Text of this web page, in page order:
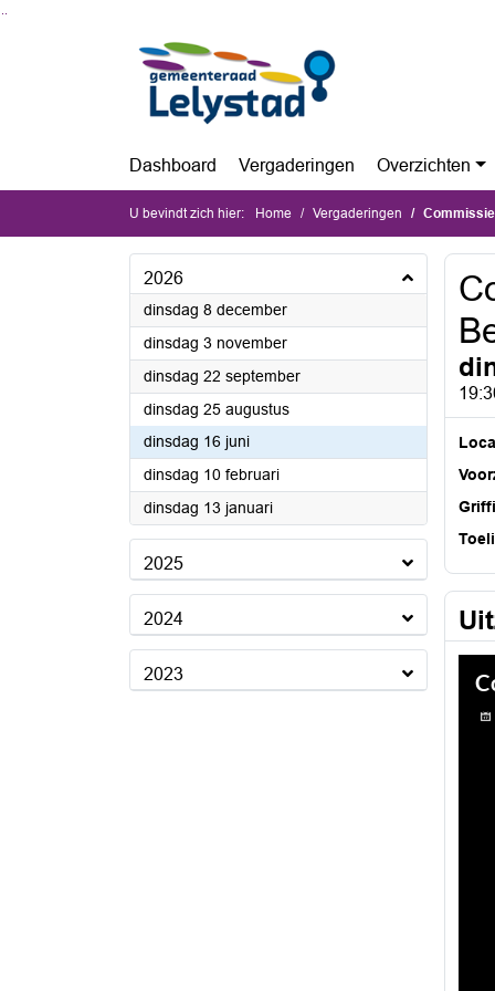
Dashboard Vergaderingen Overzichten
U bevindt zich hier: Home Vergaderingen
2026
dinsdag 8 december2026
dinsdag 3 november2026
dinsdag 22 september2026
dinsdag 25 augustus2026
dinsdag 16 juni2026
dinsdag 10 februari2026
dinsdag 13 januari2026
2025
2024
2023